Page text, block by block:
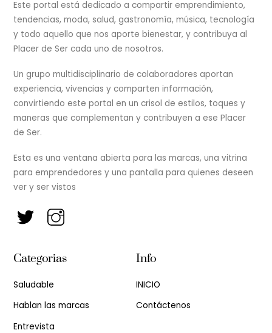
Top
Este portal está dedicado a compartir emprendimiento,
tendencias, moda, salud, gastronomía, música, tecnología
y todo aquello que nos aporte bienestar, y contribuya al
Placer de Ser cada uno de nosotros.
Un grupo multidisciplinario de colaboradores aportan
experiencia, vivencias y comparten información,
convirtiendo este portal en un crisol de estilos, toques y
maneras que complementan y contribuyen a ese Placer
de Ser.
Esta es una ventana abierta para las marcas, una vitrina
para emprendedores y una pantalla para quienes deseen
ver y ser vistos
Categorias
Saludable
Hablan las marcas
Entrevista
Info
INICIO
Contáctenos